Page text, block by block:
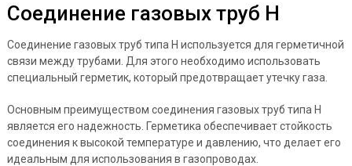
Соединение газовых труб Н
Соединение газовых труб типа Н используется для герметичной
связи между трубами. Для этого необходимо использовать
специальный герметик, который предотвращает утечку газа.
Основным преимуществом соединения газовых труб типа Н
является его надежность. Герметика обеспечивает стойкость
соединения к высокой температуре и давлению, что делает его
идеальным для использования в газопроводах.